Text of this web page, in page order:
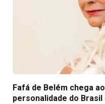
Fafá de Belém chega
personalidade do